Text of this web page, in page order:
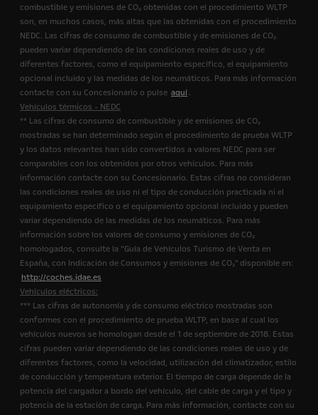
combustible y emisiones de CO₂ obtenidas con el procedimiento WLTP
son, en muchos casos, más altas que las obtenidas con el procedimiento
NEDC. Las cifras de consumo de combustible y de emisiones de CO₂
pueden variar dependiendo de las condiciones reales de uso y de
diferentes factores, como el equipamiento específico, el equipamiento
opcional incluido y las medidas de los neumáticos. Para más información
contacte con su Concesionario o pulse aquí .
Vehículos térmicos - NEDC
** Las cifras de consumo de combustible y de emisiones de CO₂
mostradas se han determinado según el procedimiento de prueba WLTP
y los datos relevantes han sido convertidos a valores NEDC para ser
comparables con los obtenidos por otros vehículos. Para más
información contacte con su Concesionario. Estas cifras no consideran
las condiciones reales de uso ni el tipo de conducción practicada ni el
equipamiento específico o el equipamiento opcional incluido y pueden
variar dependiendo de las medidas de los neumáticos. Para más
información sobre los valores de consumo y emisiones de CO₂
homologados, consulte la “Guía de Vehículos Turismo de Venta en
España, con Indicación de Consumos y emisiones de CO₂" disponible en:
http://coches.idae.es
Vehículos eléctricos:
*** Las cifras de autonomía y de consumo eléctrico mostradas son
conformes con el procedimiento de prueba WLTP, en base al cual los
vehículos nuevos se homologan desde el 1 de septiembre de 2018. Estas
cifras pueden variar dependiendo de las condiciones reales de uso y de
diferentes factores, como la velocidad, utilización del climatizador, estilo
de conducción y temperatura exterior. El tiempo de carga depende de la
potencia del cargador a bordo del vehículo, del cable de carga y el tipo y
potencia de la estación de carga. Para más información, contacte con su